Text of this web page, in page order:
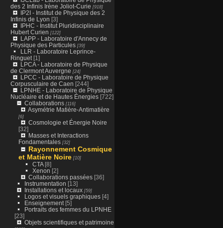
des 2 Infinis Irène Joliot-Curie [918]
IP2I - Institut de Physique des 2
Infinis de Lyon [3]
IPHC - Institut Pluridisciplinaire
Hubert Curien [122]
LAPP - Laboratoire d'Annecy de
Physique des Particules[39]
LLR - Laboratoire Leprince-
Ringuet[1]
LPCA - Laboratoire de Physique
de Clermont Auvergne [24]
LPCC - Laboratoire de Physique
Corpusculaire de Caen [244]
LPNHE - Laboratoire de Physique
Nucléaire et de Hautes Énergies[722]
Collaborations[116]
Asymétrie Matière-Antimatière
[6]
Cosmologie et Énergie Noire
[32]
Masses et Interactions
Fondamentales[32]
Rayonnement Cosmique
et Matière Noire[10]
CTA[8]
Xenon [2]
Collaborations passées[36]
Instrumentation [13]
Installations et locaux[59]
Logos et visuels graphiques[4]
Enseignement[5]
Portraits des femmes du LPNHE
[23]
Objets scientifiques et patrimoine